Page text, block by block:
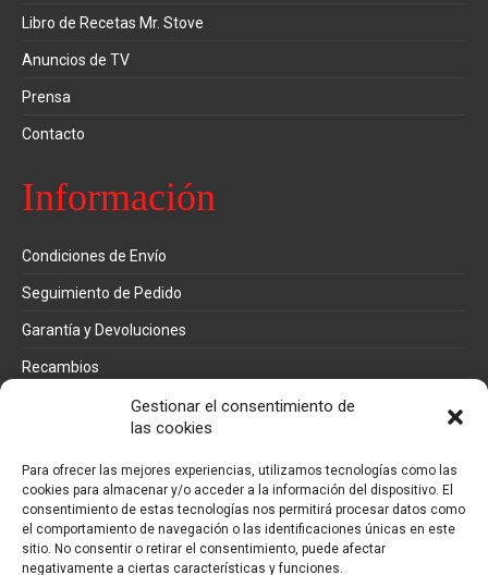
Gestionar el consentimiento de
las cookies
Para ofrecer las mejores experiencias, utilizamos tecnologías como las
cookies para almacenar y/o acceder a la información del dispositivo. El
consentimiento de estas tecnologías nos permitirá procesar datos como
el comportamiento de navegación o las identificaciones únicas en este
sitio. No consentir o retirar el consentimiento, puede afectar
negativamente a ciertas características y funciones.
Libro de Recetas Mr. Stove
Anuncios de TV
Prensa
Contacto
Información
Condiciones de Envío
Seguimiento de Pedido
Garantía y Devoluciones
Recambios
Métodos de pago
Mi cuenta
Pedidos
Direcciones